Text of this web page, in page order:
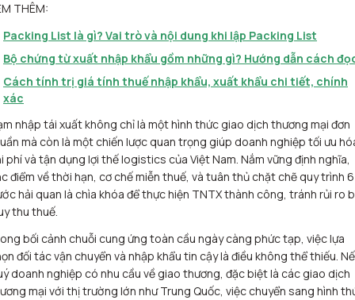
THÊM:
Packing List là gì? Vai trò và nội dung khi lập Packing List
Bộ chứng từ xuất nhập khẩu gồm những gì? Hướng dẫn cách
Cách tính trị giá tính thuế nhập khẩu, xuất khẩu chi tiết, chính
xác
nhập tái xuất không chỉ là một hình thức giao dịch thương mại đơn
mà còn là một chiến lược quan trọng giúp doanh nghiệp tối ưu
phí và tận dụng lợi thế logistics của Việt Nam. Nắm vững định nghĩa,
điểm về thời hạn, cơ chế miễn thuế, và tuân thủ chặt chẽ quy trình 6
hải quan là chìa khóa để thực hiện TNTX thành công, tránh rủi ro
thu thuế.
bối cảnh chuỗi cung ứng toàn cầu ngày càng phức tạp, việc lựa
đối tác vận chuyển và nhập khẩu tin cậy là điều không thể thiếu.
doanh nghiệp có nhu cầu về giao thương, đặc biệt là các giao dịch
mại với thị trường lớn như Trung Quốc, việc chuyển sang hình